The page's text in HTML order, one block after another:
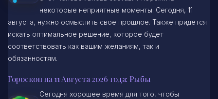
некоторые неприятные моменты. Сегодня, 11
августа, нужно осмыслить свое прошлое. Также придется
искать оптимальное решение, которое будет
соответствовать как вашим желаниям, так и
обязанностям.
Гороскоп на 11 Августа 2026 года: Рыбы
Сегодня хорошее время для того, чтобы